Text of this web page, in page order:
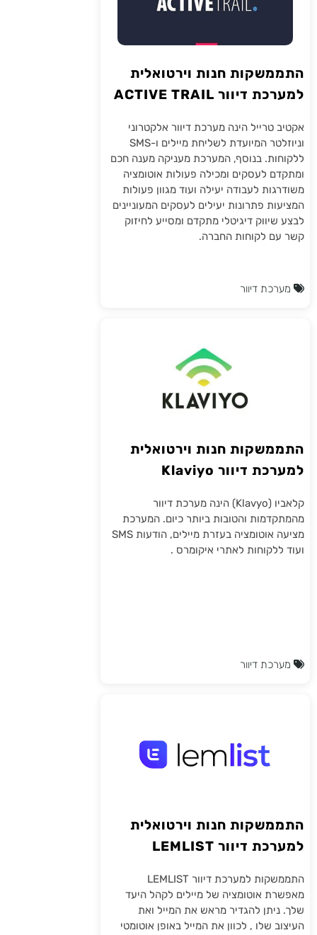
התממשקות חנות וירטואלית
למערכת דיוור ACTIVE TRAIL
אקטיב טרייל הינה מערכת דיוור אלקטרוני
וניוזלטר המיועדת לשליחת מיילים ו-SMS
ללקוחות. בנוסף, המערכת מעניקה מענה חכם
ומתקדם לעסקים ומכילה פעולות אוטומציה
משודרגות לעבודה יעילה ועוד מגוון פעולות
המציעות פתרונות יעילים לעסקים המעוניינים
לבצע שיווק דיגיטלי מתקדם ומסייע לחיזוק
קשר עם לקוחות החברה.
מערכת דיוור
התממשקות חנות וירטואלית
למערכת דיוור Klaviyo
קלאביו (Klavyo) הינה מערכת דיוור
מהמתקדמות והטובות ביותר כיום. המערכת
מציעה אוטומציה בעזרת מיילים, הודעות SMS
ועוד ללקוחות לאתרי איקומרס .
מערכת דיוור
התממשקות חנות וירטואלית
למערכת דיוור LEMLIST
התממשקות למערכת דיוור LEMLIST
מאפשרת אוטומציה של מיילים לקהל היעד
שלך. ניתן להגדיר מראש את המייל ואת
העיצוב שלו , לכוון את המייל באופן אוטומטי